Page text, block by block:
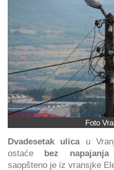
Foto
Dvadesetak ulicau
ostaće bez
saopšteno je iz vransjke